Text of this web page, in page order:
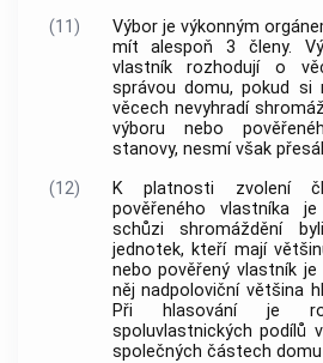
(11)
Výborje výkonným
mít alespoň 3 členy.
vlastník rozhodují o
správou domu, pokud
věcech nevyhradí
výboru nebo
stanovy, nesmí však
(12)
K platnosti zvolení
pověřeného vlastníka
schůzi shromáždění
jednotek, kteří mají
nebo pověřený vlastník
něj nadpoloviční většina
Při hlasování je
spoluvlastnických podílů
společných částech domu